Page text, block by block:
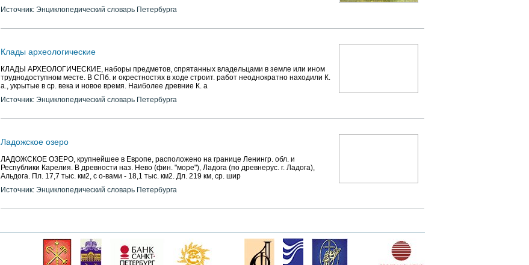
Источник: Энциклопедический словарь Петербурга
Клады археологические
КЛАДЫ АРХЕОЛОГИЧЕСКИЕ, наборы предметов, спрятанных владельцами в земле или ином
труднодоступном месте. В СПб. и окрестностях в ходе строит. работ неоднократно находили К.
а., укрытые в ср. века и новое время. Наиболее древние К. а
Источник: Энциклопедический словарь Петербурга
Ладожское озеро
ЛАДОЖСКОЕ ОЗЕРО, крупнейшее в Европе, расположено на границе Ленингр. обл. и
Республики Карелия. В древности наз. Нево (фин. "море"), Ладога (по древнерус. г. Ладога),
Альдога. Пл. 17,7 тыс. км2, с о-вами - 18,1 тыс. км2. Дл. 219 км, ср. шир
Источник: Энциклопедический словарь Петербурга